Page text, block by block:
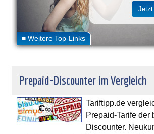
Prepaid-Discounter im Vergleich
Tariftipp.de
Prepaid-Tarife der
Discounter.